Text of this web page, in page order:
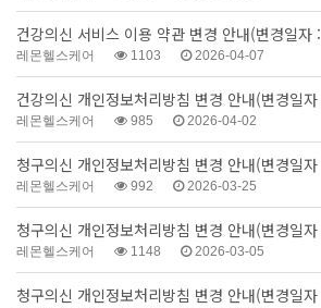
건강의신 서비스 이용 약관 변경 안내(변경일
레몬헬스케어 1103 2026-04-07
건강의신 개인정보처리방침 변경 안내(변경일
레몬헬스케어 985 2026-04-02
청구의신 개인정보처리방침 변경 안내(변경일
레몬헬스케어 992 2026-03-25
청구의신 개인정보처리방침 변경 안내(변경일
레몬헬스케어 1148 2026-03-05
청구의신 개인정보처리방침 변경 안내(변경일